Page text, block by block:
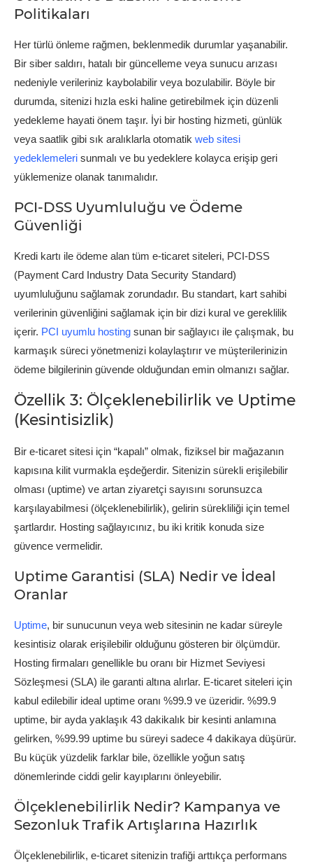
Politikaları
Her türlü önleme rağmen, beklenmedik durumlar yaşanabilir.
Bir siber saldırı, hatalı bir güncelleme veya sunucu arızası
nedeniyle verileriniz kaybolabilir veya bozulabilir. Böyle bir
durumda, sitenizi hızla eski haline getirebilmek için düzenli
yedekleme hayati önem taşır. İyi bir hosting hizmeti, günlük
veya saatlik gibi sık aralıklarla otomatik web sitesi
yedeklemeleri sunmalı ve bu yedeklere kolayca erişip geri
yüklemenize olanak tanımalıdır.
PCI-DSS Uyumluluğu ve Ödeme
Güvenliği
Kredi kartı ile ödeme alan tüm e-ticaret siteleri, PCI-DSS
(Payment Card Industry Data Security Standard)
uyumluluğunu sağlamak zorundadır. Bu standart, kart sahibi
verilerinin güvenliğini sağlamak için bir dizi kural ve gereklilik
içerir. PCI uyumlu hosting sunan bir sağlayıcı ile çalışmak, bu
karmaşık süreci yönetmenizi kolaylaştırır ve müşterilerinizin
ödeme bilgilerinin güvende olduğundan emin olmanızı sağlar.
Özellik 3: Ölçeklenebilirlik ve Uptime
(Kesintisizlik)
Bir e-ticaret sitesi için “kapalı” olmak, fiziksel bir mağazanın
kapısına kilit vurmakla eşdeğerdir. Sitenizin sürekli erişilebilir
olması (uptime) ve artan ziyaretçi sayısını sorunsuzca
karşılayabilmesi (ölçeklenebilirlik), gelirin sürekliliği için temel
şartlardır. Hosting sağlayıcınız, bu iki kritik konuda size
güvence vermelidir.
Uptime Garantisi (SLA) Nedir ve İdeal
Oranlar
Uptime, bir sunucunun veya web sitesinin ne kadar süreyle
kesintisiz olarak erişilebilir olduğunu gösteren bir ölçümdür.
Hosting firmaları genellikle bu oranı bir Hizmet Seviyesi
Sözleşmesi (SLA) ile garanti altına alırlar. E-ticaret siteleri için
kabul edilebilir ideal uptime oranı %99.9 ve üzeridir. %99.9
uptime, bir ayda yaklaşık 43 dakikalık bir kesinti anlamına
gelirken, %99.99 uptime bu süreyi sadece 4 dakikaya düşürür.
Bu küçük yüzdelik farklar bile, özellikle yoğun satış
dönemlerinde ciddi gelir kayıplarını önleyebilir.
Ölçeklenebilirlik Nedir? Kampanya ve
Sezonluk Trafik Artışlarına Hazırlık
Ölçeklenebilirlik, e-ticaret sitenizin trafiği arttıkça performans